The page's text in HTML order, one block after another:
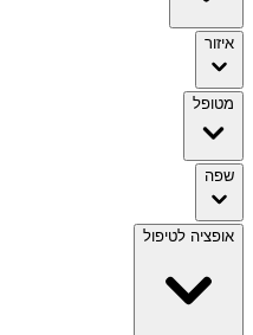
איזור
מטופל
שפה
אופציה לטיפול